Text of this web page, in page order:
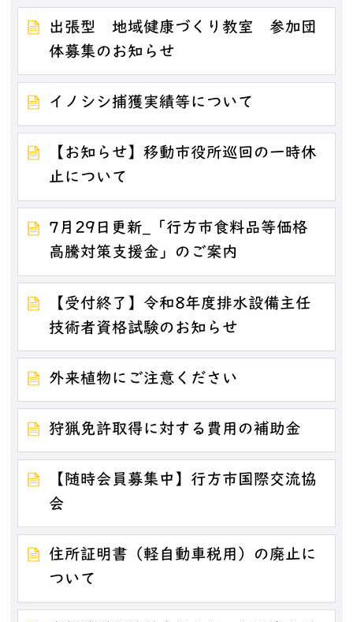
出張型 地域健康づくり教室 参加団
体募集のお知らせ
イノシシ捕獲実績等について
【お知らせ】移動市役所巡回の一時休
止について
7月29日更新_「行方市食料品等価格
高騰対策支援金」のご案内
【受付終了】令和8年度排水設備主任
技術者資格試験のお知らせ
外来植物にご注意ください
狩猟免許取得に対する費用の補助金
【随時会員募集中】行方市国際交流協
会
住所証明書（軽自動車税用）の廃止に
ついて